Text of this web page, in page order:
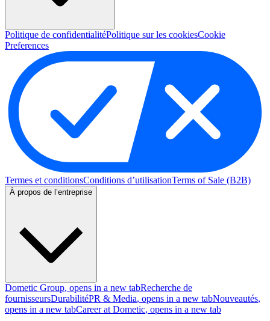
Politique de confidentialitéPolitique sur les cookiesCookie
Preferences
Termes et conditionsConditions d’utilisationTerms of Sale (B2B)
À propos de l’entreprise
Dometic Group, opens in a new tabRecherche de
fournisseursDurabilitéPR & Media, opens in a new tabNouveautés,
opens in a new tabCareer at Dometic, opens in a new tab